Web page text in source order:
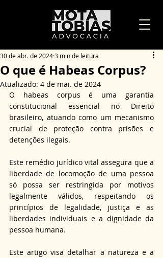
O que é Habeas Corpus?
30 de abr. de 20243 min de leitura
Atualizado: 4 de mai. de 2024
O habeas corpus é uma garantia
constitucional essencial no Direito
brasileiro, atuando como um mecanismo
crucial de proteção contra prisões e
detenções ilegais.
Este remédio jurídico vital assegura que a
liberdade de locomoção de uma pessoa
só possa ser restringida por motivos
legalmente válidos, respeitando os
princípios de legalidade, justiça e as
liberdades individuais e a dignidade da
pessoa humana.
Este artigo visa detalhar a natureza e a